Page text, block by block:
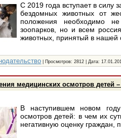
С 2019 года вступает в силу
бездомных животных от
положения необходимо
зоопарков, но и всем
животных, принятый в нашей
| Просмотров: 2812 | Дата:
медицинских осмотров детей
В наступившем новом
осмотров детей: в чем их
негативную оценку граждан,